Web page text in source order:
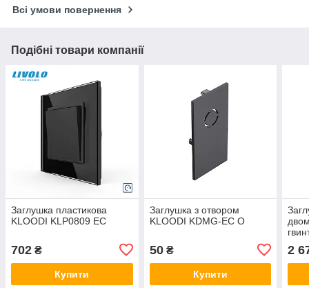
Всі умови повернення
Подібні товари компанії
Заглушка пластикова
KLOODI KLP0809 EC
702 ₴
Купити
Заглушка з отвором
KLOODI KDMG-EC O
50₴
Купити
2